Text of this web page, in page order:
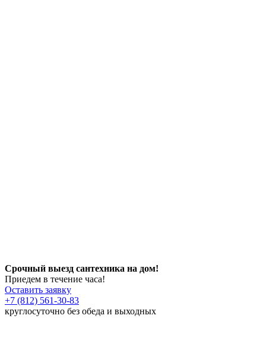
Срочный выезд сантехника на дом!
Приедем в течение часа!
Оставить заявку
+7 (812) 561-30-83
круглосуточно без обеда и выходных